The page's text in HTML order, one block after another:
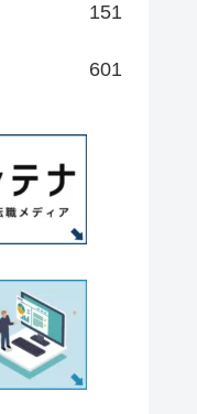
151
601